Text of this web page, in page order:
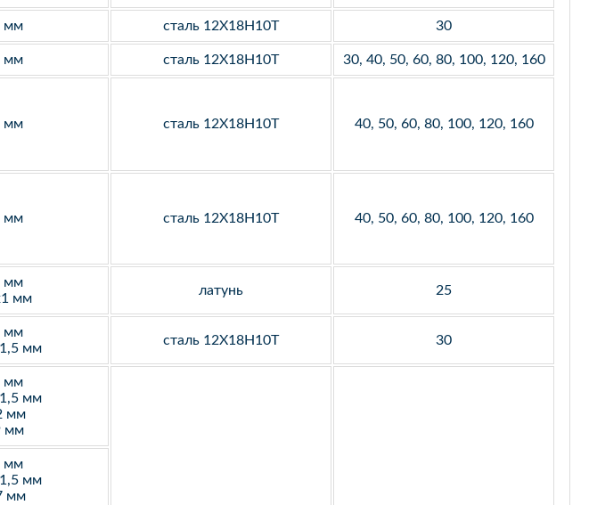
мм сталь 12Х18Н10Т 30
мм сталь 12Х18Н10Т 30, 40, 50, 60, 80, 100, 120, 160
мм сталь 12Х18Н10Т 40, 50, 60, 80, 100, 120, 160
мм сталь 12Х18Н10Т 40, 50, 60, 80, 100, 120, 160
мм
мм
латунь 25
мм
мм
сталь 12Х18Н10Т 30
мм
мм
мм
мм
мм
мм
мм